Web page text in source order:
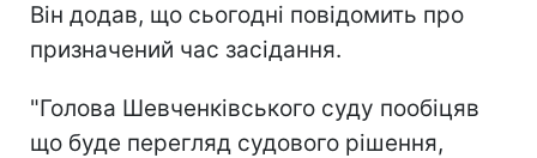
Він додав, що сьогодні повідомить про
призначений час засідання.
"Голова Шевченківського суду пообіцяв
що буде перегляд судового рішення,